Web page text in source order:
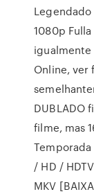
Legendado
1080p
igualmente
Online, ver
DUBLADO
filme, mas
/ HD /
MKV